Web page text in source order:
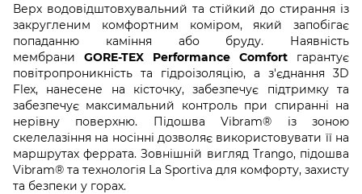
Верх водовідштовхувальний та стійкий до стирання із
закругленим комфортним коміром, який запобігає
попаданню каміння або бруду. Наявність
мембрани GORE-TEX Performance Comfort гарантує
повітропроникність та гідроізоляцію, а з'єднання 3D
Flex, нанесене на кісточку, забезпечує підтримку та
забезпечує максимальний контроль при спиранні на
нерівну поверхню. Підошва Vibram® із зоною
скелелазіння на носінні дозволяє використовувати її на
маршрутах феррата. Зовнішній вигляд Trango, підошва
Vibram® та технологія La Sportiva для комфорту, захисту
та безпеки у горах.